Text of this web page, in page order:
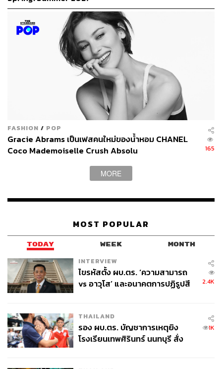
FASHION / POP
Gracie Abrams เป็นเฟสคนใหม่ของน้ำหอม CHANEL
Coco Mademoiselle Crush Absolu
165
MORE
MOST POPULAR
TODAY WEEK MONTH
INTERVIEW
ไขรหัสตั้ง ผบ.ตร. ‘ความสามารถ
vs อาวุโส’ และอนาคตการปฏิรูปสี
2.4K
THAILAND
รอง ผบ.ตร. บัญชาการเหตุยิง
โรงเรียนเทพศิรินทร์ นนทบุรี สั่ง
1K